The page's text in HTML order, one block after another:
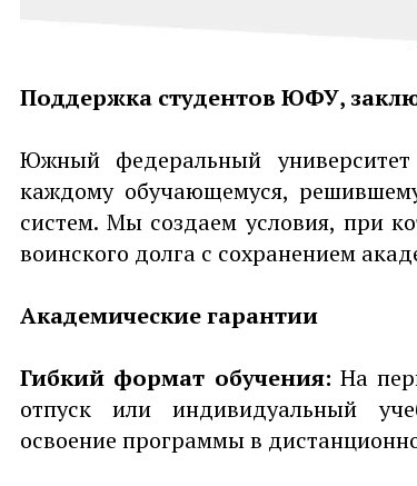
Поддержка студентов ЮФУ,
Южный федеральный
каждому обучающемуся,
систем. Мы создаем условия, при
воинского долга с сохранением
Академические гарантии
Гибкий формат обучения: На
отпуск или индивидуальный
освоение программы в